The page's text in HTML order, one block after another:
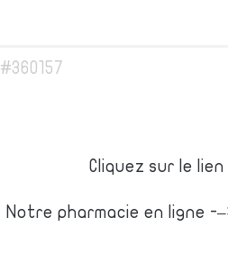
#360157
Cliquez sur le
Notre pharmacie en ligne -